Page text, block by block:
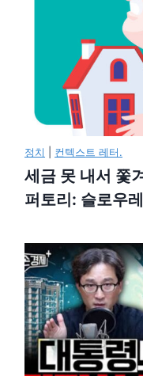
정치 컨텍스트 레터.
세금 못 내서 쫓
퍼토리: 슬로우